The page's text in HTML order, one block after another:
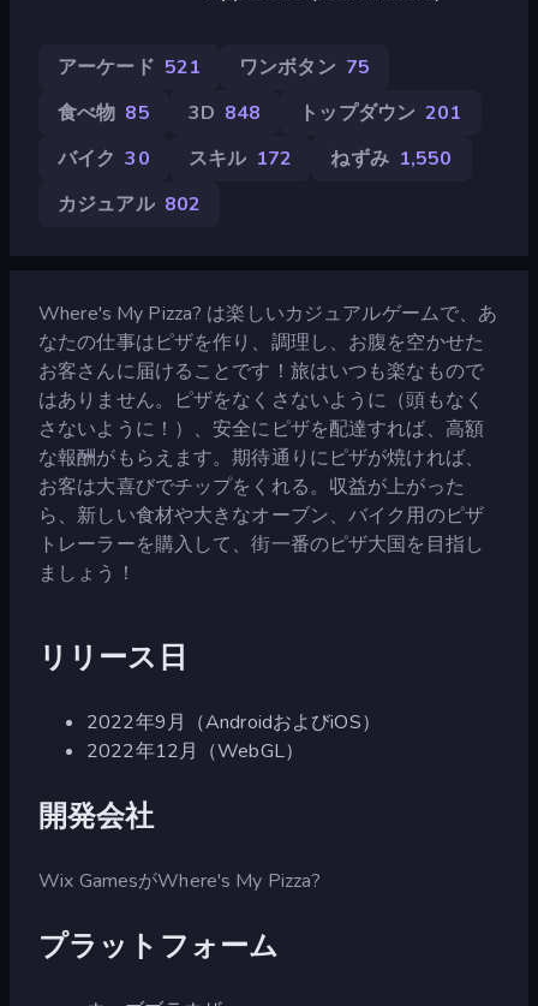
アーケード 521 ワンボタン 75
食べ物 85 3D 848 トップダウン 201
バイク 30 スキル 172 ねずみ 1,550
カジュアル 802
Where's My Pizza? は楽しいカジュアルゲームで、あ
なたの仕事はピザを作り、調理し、お腹を空かせた
お客さんに届けることです！旅はいつも楽なもので
はありません。ピザをなくさないように（頭もなく
さないように！）、安全にピザを配達すれば、高額
な報酬がもらえます。期待通りにピザが焼ければ、
お客は大喜びでチップをくれる。収益が上がった
ら、新しい食材や大きなオーブン、バイク用のピザ
トレーラーを購入して、街一番のピザ大国を目指し
ましょう！
リリース日
2022年9月（AndroidおよびiOS）
2022年12月（WebGL）
開発会社
Wix GamesがWhere's My Pizza?
プラットフォーム